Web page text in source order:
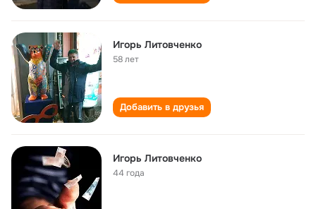
Игорь Литовченко
58 лет
Добавить в друзья
Игорь Литовченко
44 года